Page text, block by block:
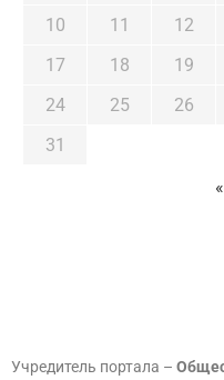
10
11 12
17
18 19
24
25 26
31
Учредитель портала –